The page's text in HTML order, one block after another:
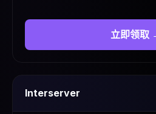
立即领取
Interserver